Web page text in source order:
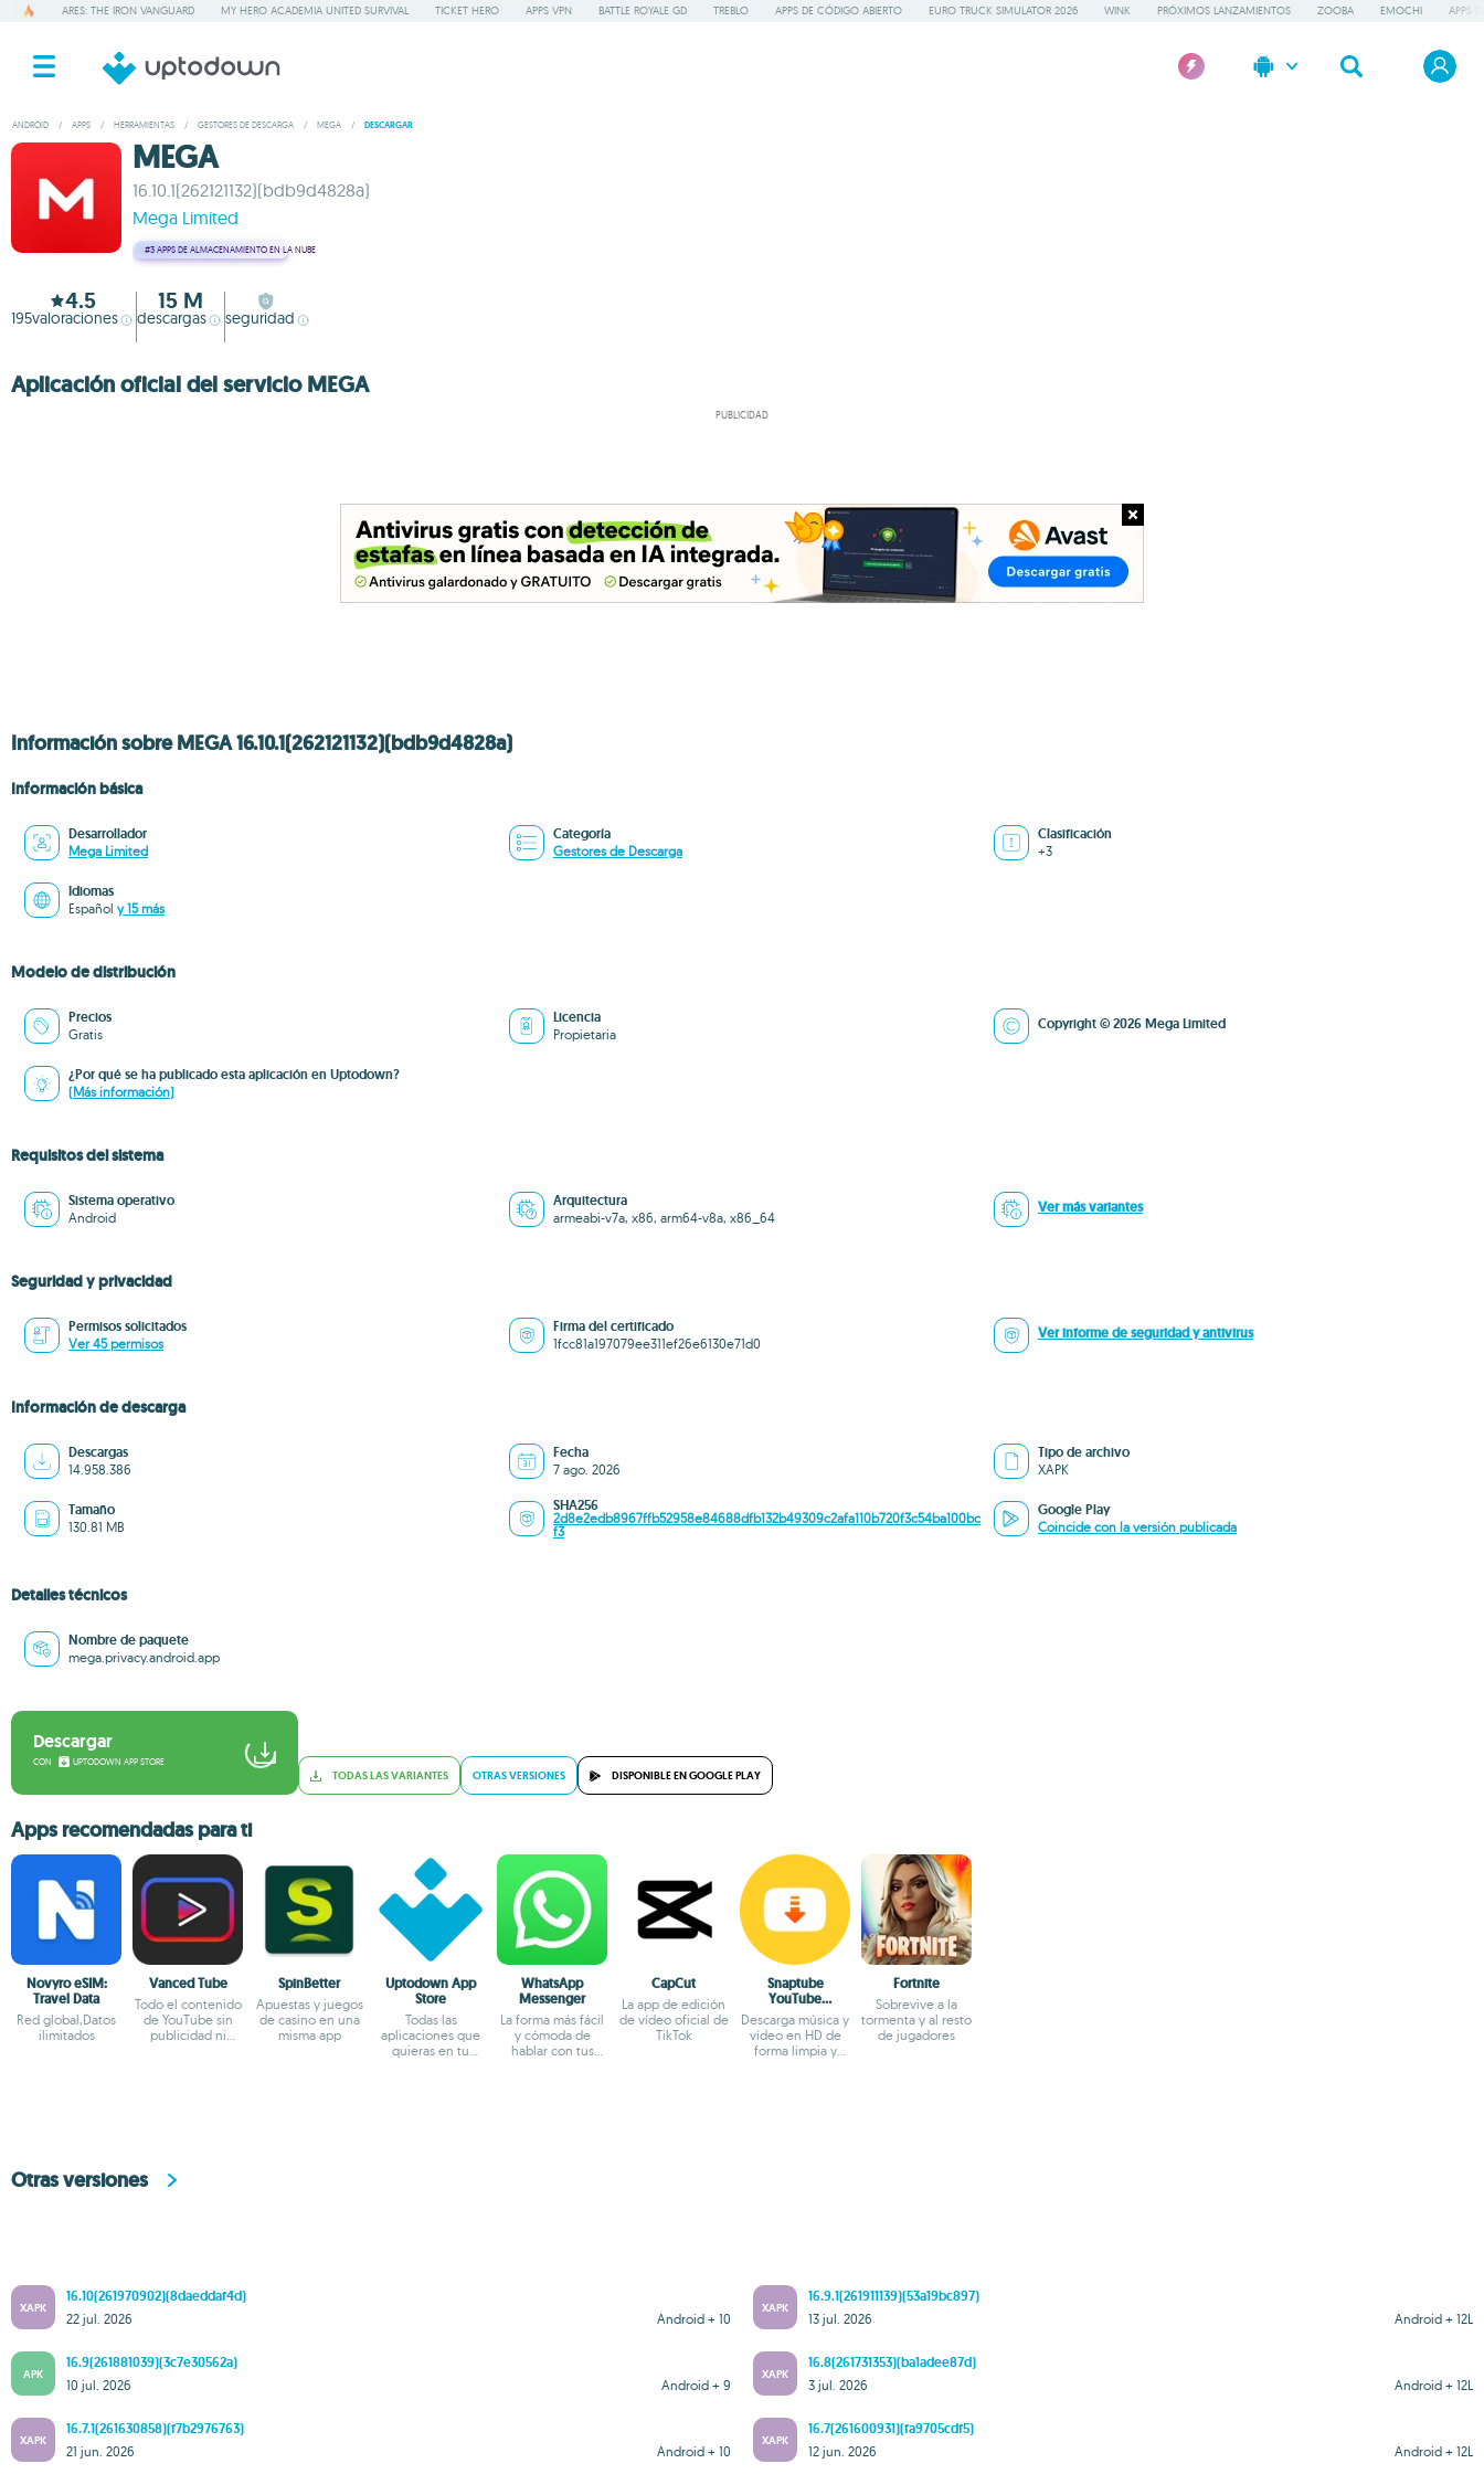
ARES: THE IRON VANGUARD MY HERO ACADEMIA UNITED SURVIVAL TICKET HERO APPS VPN BATTLE ROYALE GD TREBLO APPS DE CÓDIGO ABIERTO EURO TRUCK SIMULATOR 2026 WINK PRÓXIMOS LANZAMIENTOS ZOOBA EMOCHI APPS
ANDROID / APPS / HERRAMIENTAS / GESTORES DE DESCARGA / MEGA / DESCARGAR
MEGA
16.10.1(262121132)(bdb9d4828a)
Mega Limited
#3 APPS DE ALMACENAMIENTO EN LA NUBE
4.5
195valoraciones
15 M
descargas seguridad
Aplicación oficial del servicio MEGA
PUBLICIDAD
Información sobre MEGA 16.10.1(262121132)(bdb9d4828a)
Información básica
Desarrollador
Mega Limited
Categoría
Gestores de Descarga
Clasificación
+3
Idiomas
Español y 15 más
Modelo de distribución
Precios
Gratis
Licencia
Propietaria
Copyright © 2026 Mega Limited
¿Por qué se ha publicado esta aplicación en Uptodown?
(Más información)
Requisitos del sistema
Sistema operativo
Android
Arquitectura
armeabi-v7a, x86, arm64-v8a, x86_64
Ver más variantes
Seguridad y privacidad
Permisos solicitados
Ver 45 permisos
Firma del certificado
1fcc81a197079ee311ef26e6130e71d0
Ver informe de seguridad y antivirus
Información de descarga
Descargas
14.958.386
Fecha
7 ago. 2026
Tipo de archivo
XAPK
Tamaño
130.81 MB
SHA256
2d8e2edb8967ffb52958e84688dfb132b49309c2afa110b720f3c54ba100bc
f3
Google Play
Coincide con la versión publicada
Detalles técnicos
Nombre de paquete
mega.privacy.android.app
Descargar
CON UPTODOWN APP STORE
TODAS LAS VARIANTES OTRAS VERSIONES DISPONIBLE EN GOOGLE PLAY
Apps recomendadas para ti
Novyro eSIM:
Travel Data
Red global,Datos
ilimitados
Vanced Tube
Todo el contenido
de YouTube sin
publicidad ni
SpinBetter
Apuestas y juegos
de casino en una
misma app
Uptodown App
Store
Todas las
aplicaciones que
quieras en tu
WhatsApp
Messenger
La forma más fácil
y cómoda de
hablar con tus
CapCut
La app de edición
de vídeo oficial de
TikTok
Snaptube
YouTube
downloader &
MP3 converter
Descarga música y
vídeo en HD de
forma limpia y
Fortnite
Sobrevive a la
tormenta y al resto
de jugadores
Otras versiones
XAPK
16.10(261970902)(8daeddaf4d)
Android + 10
22 jul. 2026
XAPK
16.9.1(261911139)(53a19bc897)
Android + 12L
13 jul. 2026
APK
16.9(261881039)(3c7e30562a)
Android + 9
10 jul. 2026
XAPK
16.8(261731353)(ba1adee87d)
Android + 12L
3 jul. 2026
XAPK
16.7.1(261630858)(f7b2976763)
Android + 10
21 jun. 2026
XAPK
16.7(261600931)(fa9705cdf5)
Android + 12L
12 jun. 2026